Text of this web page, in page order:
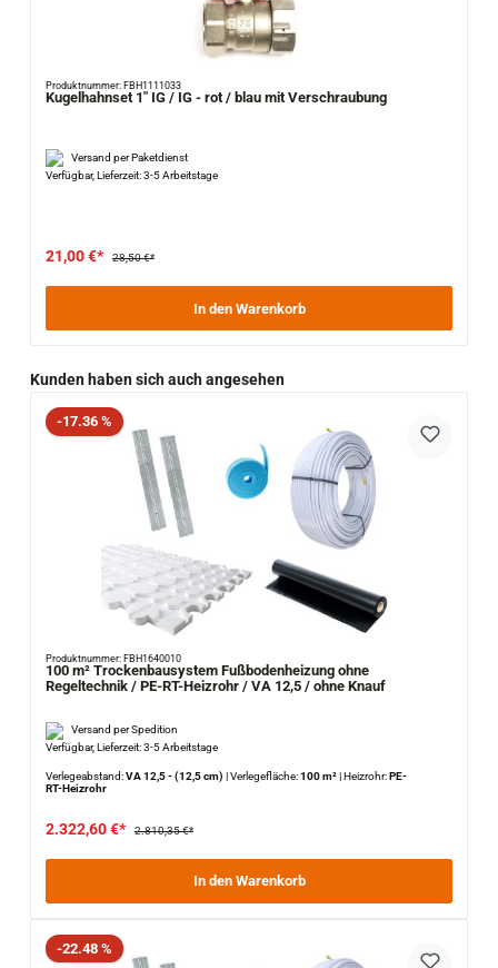
Produktnummer: FBH1111033
Kugelhahnset 1" IG / IG - rot / blau mit Verschraubung
Versand per Paketdienst
Verfügbar, Lieferzeit: 3-5 Arbeitstage
21,00 €* 28,50 €*
In den Warenkorb
Produktgalerie überspringen
Kunden haben sich auch angesehen
Rabatt
-17.36 %
Produktnummer: FBH1640010
100 m² Trockenbausystem Fußbodenheizung ohne
Regeltechnik / PE-RT-Heizrohr / VA 12,5 / ohne Knauf
Versand per Spedition
Verfügbar, Lieferzeit: 3-5 Arbeitstage
Verlegeabstand:
VA 12,5 - (12,5 cm) |Verlegefläche:100 m²|Heizrohr:PE-
RT-Heizrohr
2.322,60 €* 2.810,35 €*
In den Warenkorb
Rabatt
-22.48 %